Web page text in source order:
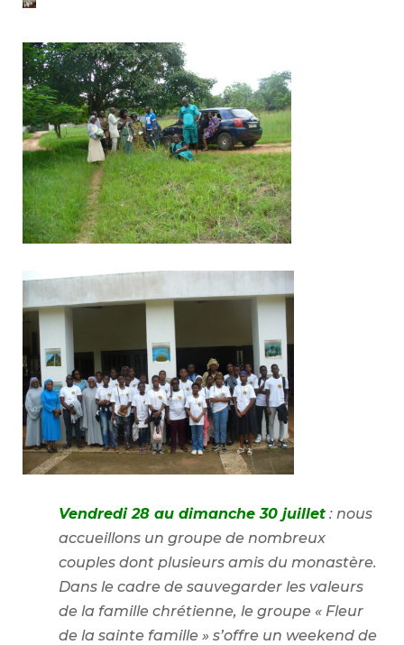
Vendredi 28 au dimanche 30 juillet : nous
accueillons un groupe de nombreux
couples dont plusieurs amis du monastère.
Dans le cadre de sauvegarder les valeurs
de la famille chrétienne, le groupe « Fleur
de la sainte famille » s’offre un weekend de